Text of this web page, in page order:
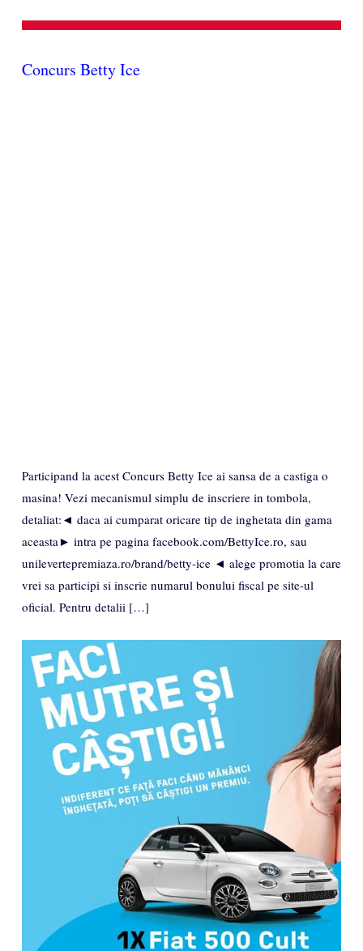
Concurs Betty Ice
Participand la acest Concurs Betty Ice ai sansa de a castiga o
masina! Vezi mecanismul simplu de inscriere in tombola,
detaliat:◄ daca ai cumparat oricare tip de inghetata din gama
aceasta► intra pe pagina facebook.com/BettyIce.ro, sau
unilevertepremiaza.ro/brand/betty-ice ◄ alege promotia la care
vrei sa participi si inscrie numarul bonului fiscal pe site-ul
oficial. Pentru detalii […]